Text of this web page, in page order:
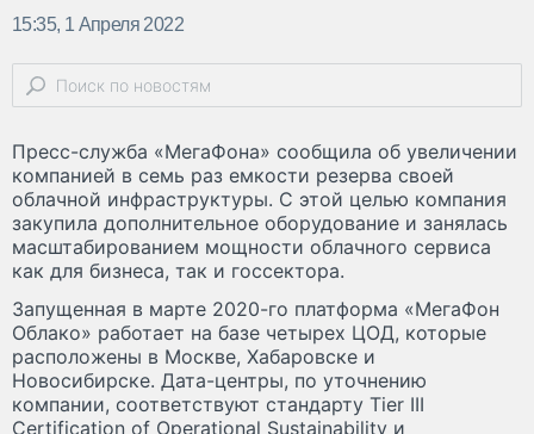
15:35, 1 Апреля 2022
Пресс-служба «МегаФона» сообщила об увеличении
компанией в семь раз емкости резерва своей
облачной инфраструктуры. С этой целью компания
закупила дополнительное оборудование и занялась
масштабированием мощности облачного сервиса
как для бизнеса, так и госсектора.
Запущенная в марте 2020-го платформа «МегаФон
Облако» работает на базе четырех ЦОД, которые
расположены в Москве, Хабаровске и
Новосибирске. Дата-центры, по уточнению
компании, соответствуют стандарту Tier III
Certification of Operational Sustainability и